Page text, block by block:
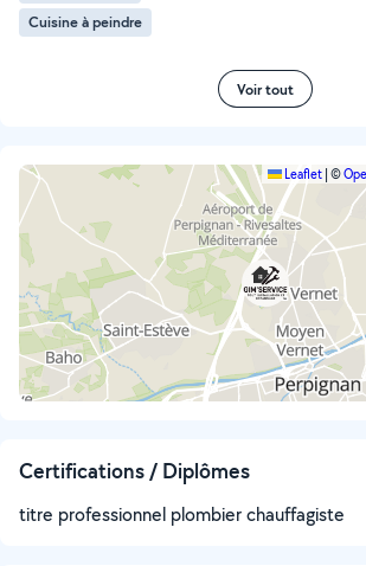
Cuisine à peindre
Voir tout
Leaflet ©
Certifications / Diplômes
titre professionnel plombier chauffagiste